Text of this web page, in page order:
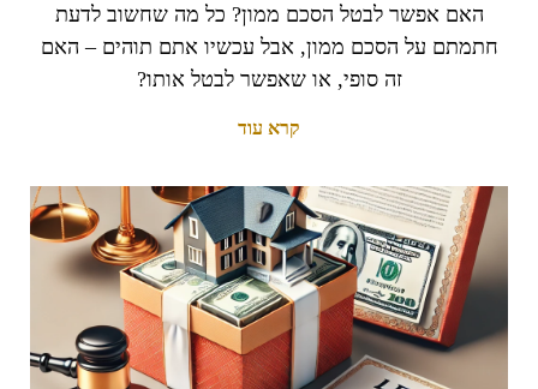
האם אפשר לבטל הסכם ממון? כל מה שחשוב לדעת
חתמתם על הסכם ממון, אבל עכשיו אתם תוהים – האם
זה סופי, או שאפשר לבטל אותו?
קרא עוד